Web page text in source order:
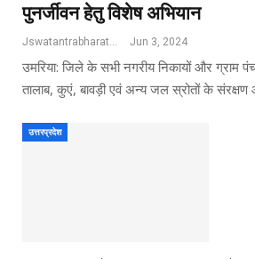
पुनर्जीवन हेतु विशेष अभियान
Jun 3, 2024
उमरिया: जिले के सभी नगरीय निकायों और ग्राम
तालाब, कुएं, बावड़ी एवं अन्य जल स्रोतों के
उत्तरप्रदेश